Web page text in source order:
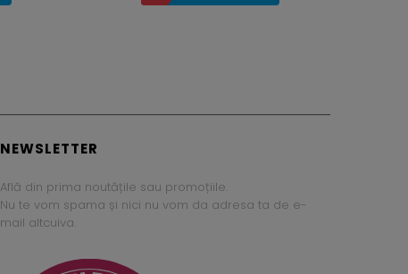
NEWSLETTER
Află din prima noutățile sau promoțiile.
Nu te vom spama și nici nu vom da adresa ta de e-
mail altcuiva.